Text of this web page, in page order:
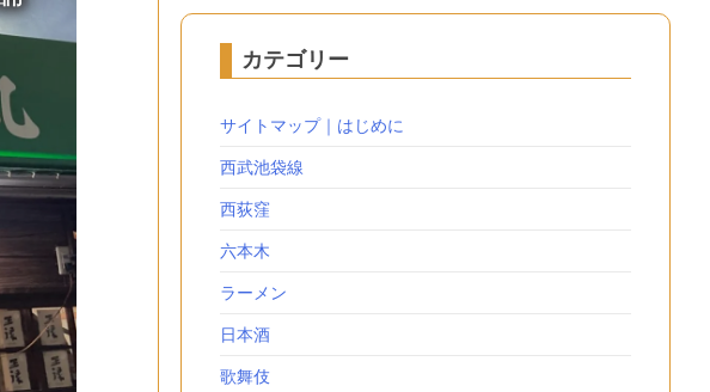
カテゴリー
サイトマップ｜はじめに
西武池袋線
西荻窪
六本木
ラーメン
日本酒
歌舞伎